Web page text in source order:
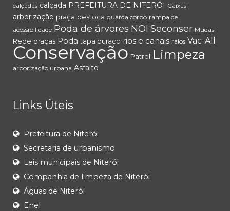
calçadas calçada PREFEITURA DE NITERÓI Caixas
arborização praça destoca guarda corpo rampa de
acessibilidade Poda de árvores NOI Seconser Mudas
Rede praças Poda tapa buraco rios e canais ralos Vac-All
Conservação Patrol Limpeza
arborização urbana Asfalto
Links Úteis
Prefeitura de Niterói
Secretaria de urbanismo
Leis municipais de Niterói
Companhia de limpeza de Niterói
Águas de Niterói
Enel